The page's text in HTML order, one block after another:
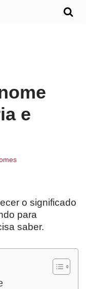
e
o significado
para
saber.